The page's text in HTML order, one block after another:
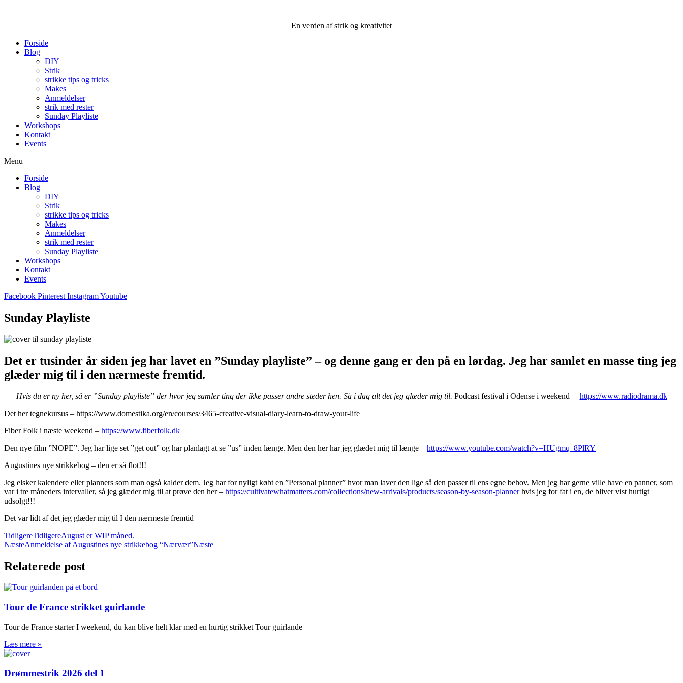
En verden af strik og kreativitet
Forside
Blog
DIY
Strik
strikke tips og tricks
Makes
Anmeldelser
strik med rester
Sunday Playliste
Workshops
Kontakt
Events
Menu
Forside
Blog
DIY
Strik
strikke tips og tricks
Makes
Anmeldelser
strik med rester
Sunday Playliste
Workshops
Kontakt
Events
Facebook Pinterest InstagramYoutube
Sunday Playliste
Det er tusinder år siden jeg har lavet en ”Sunday playliste” – og denne gang er den på en lørdag. Jeg har samlet en masse ting jeg
glæder mig til i den nærmeste fremtid.
Hvis du er ny her, så er ”Sunday playliste” der hvor jeg samler ting der ikke passer andre steder hen. Så i dag alt det jeg glæder mig til. Podcast festival i Odense i weekend – https://www.radiodrama.dk
Det her tegnekursus – https://www.domestika.org/en/courses/3465-creative-visual-diary-learn-to-draw-your-life
Fiber Folk i næste weekend – https://www.fiberfolk.dk
Den nye film ”NOPE”. Jeg har lige set ”get out” og har planlagt at se ”us” inden længe. Men den her har jeg glædet mig til længe – https://www.youtube.com/watch?v=HUgmq_8PlRY
Augustines nye strikkebog – den er så flot!!!
Jeg elsker kalendere eller planners som man også kalder dem. Jeg har for nyligt købt en ”Personal planner” hvor man laver den lige så den passer til ens egne behov. Men jeg har gerne ville have en panner, som
var i tre måneders intervaller, så jeg glæder mig til at prøve den her – https://cultivatewhatmatters.com/collections/new-arrivals/products/season-by-season-plannerhvis jeg for fat i en, de bliver vist hurtigt
udsolgt!!!
Det var lidt af det jeg glæder mig til I den nærmeste fremtid
TidligereTidligereAugust er WIP måned.
NæsteAnmeldelse af Augustines nye strikkebog “Nærvær”Næste
Relaterede post
Tour de France strikket guirlande
Tour de France starter I weekend, du kan blive helt klar med en hurtig strikket Tour guirlande
Læs mere »
Drømmestrik 2026 del 1